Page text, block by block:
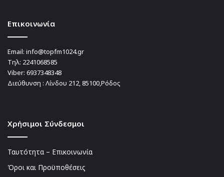
Επικοινωνία
Email: info@topfm1024.gr
Τηλ: 2241068585
Viber: 6937348348
Διεύθυνση : Λίνδου 212, 85100,Ρόδος
Χρήσιμοι Σύνδεσμοι
Ταυτότητα – Επικοινωνία
Όροι και Προϋποθέσεις